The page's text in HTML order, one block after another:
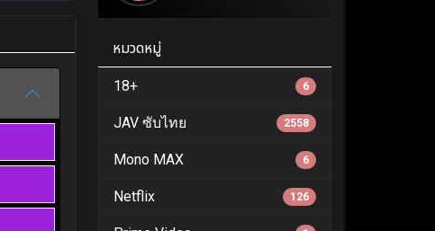
หมวดหมู่
18+ 6
JAV ซับไทย 2558
Mono MAX 6
Netflix 126